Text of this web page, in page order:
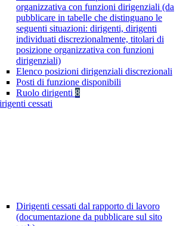
organizzativa con funzioni dirigenziali (da
pubblicare in tabelle che distinguano le
seguenti situazioni: dirigenti, dirigenti
individuati discrezionalmente, titolari di
posizione organizzativa con funzioni
dirigenziali)
Elenco posizioni dirigenziali discrezionali
Posti di funzione disponibili
Ruolo dirigenti 8
cessati
Dirigenti cessati dal rapporto di lavoro
(documentazione da pubblicare sul sito